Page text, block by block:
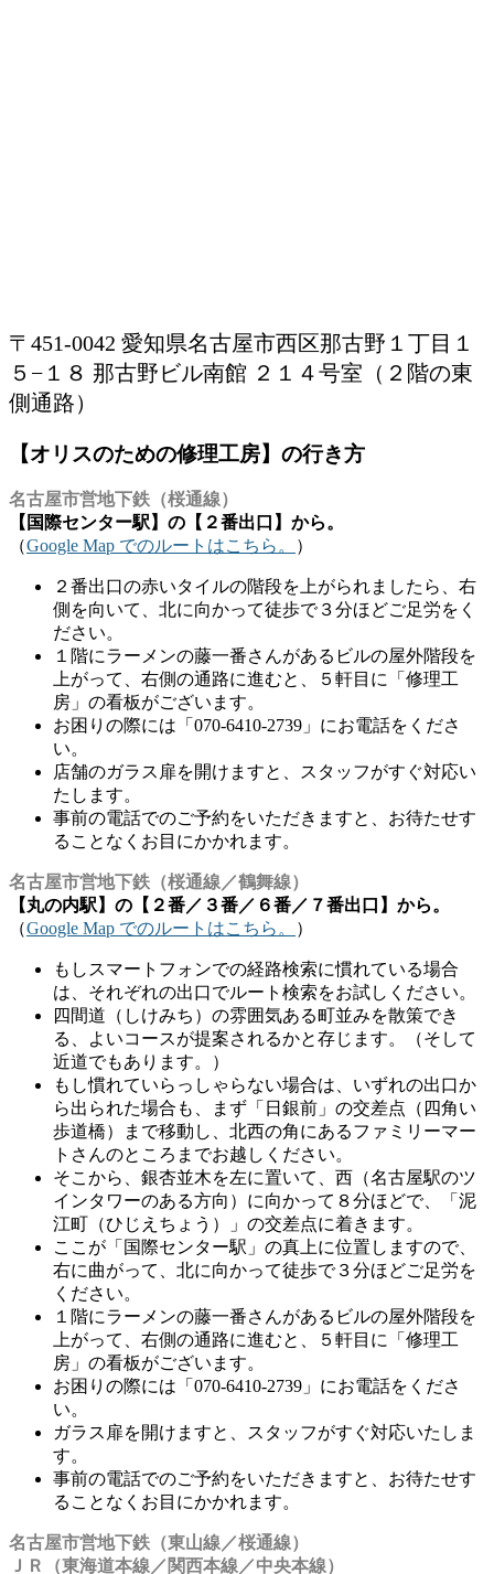
〒451-0042 愛知県名古屋市西区那古野１丁目１
５−１８ 那古野ビル南館 ２１４号室（２階の東
側通路）
【オリスのための修理工房】の行き方
名古屋市営地下鉄（桜通線）
【国際センター駅】の【２番出口】から。
（Google Map でのルートはこちら。 ）
２番出口の赤いタイルの階段を上がられましたら、右
側を向いて、北に向かって徒歩で３分ほどご足労をく
ださい。
１階にラーメンの藤一番さんがあるビルの屋外階段を
上がって、右側の通路に進むと、５軒目に「修理工
房」の看板がございます。
お困りの際には「070-6410-2739」にお電話をくださ
い。
店舗のガラス扉を開けますと、スタッフがすぐ対応い
たします。
事前の電話でのご予約をいただきますと、お待たせす
ることなくお目にかかれます。
名古屋市営地下鉄（桜通線／鶴舞線）
【丸の内駅】の【２番／３番／６番／７番出口】から。
（Google Map でのルートはこちら。 ）
もしスマートフォンでの経路検索に慣れている場合
は、それぞれの出口でルート検索をお試しください。
四間道（しけみち）の雰囲気ある町並みを散策でき
る、よいコースが提案されるかと存じます。（そして
近道でもあります。）
もし慣れていらっしゃらない場合は、いずれの出口か
ら出られた場合も、まず「日銀前」の交差点（四角い
歩道橋）まで移動し、北西の角にあるファミリーマー
トさんのところまでお越しください。
そこから、銀杏並木を左に置いて、西（名古屋駅のツ
インタワーのある方向）に向かって８分ほどで、「泥
江町（ひじえちょう）」の交差点に着きます。
ここが「国際センター駅」の真上に位置しますので、
右に曲がって、北に向かって徒歩で３分ほどご足労を
ください。
１階にラーメンの藤一番さんがあるビルの屋外階段を
上がって、右側の通路に進むと、５軒目に「修理工
房」の看板がございます。
お困りの際には「070-6410-2739」にお電話をくださ
い。
ガラス扉を開けますと、スタッフがすぐ対応いたしま
す。
事前の電話でのご予約をいただきますと、お待たせす
ることなくお目にかかれます。
名古屋市営地下鉄（東山線／桜通線）
ＪＲ（東海道本線／関西本線／中央本線）